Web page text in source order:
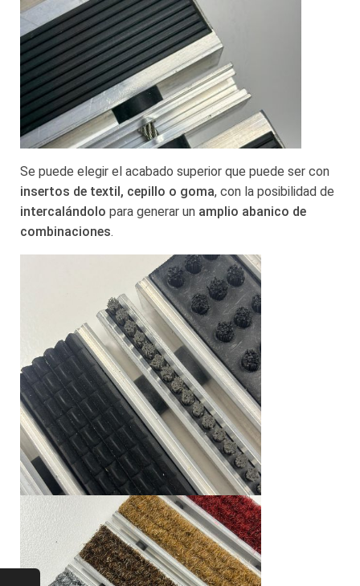
Se puede elegir el acabado superior que puede ser con
insertos de textil, cepillo o goma, con la posibilidad de
intercalándolo para generar un amplio abanico de
combinaciones.